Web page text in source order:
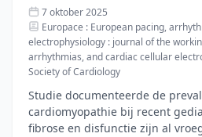
7 oktober 2025
Europace : European pacing,
electrophysiology : journal of the
arrhythmias, and cardiac cellular
Society of Cardiology
Studie documenteerde de
cardiomyopathie bij recent
fibrose en disfunctie zijn al